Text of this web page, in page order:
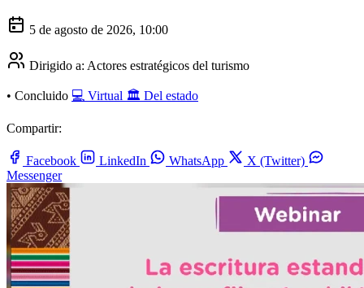
5 de agosto de 2026, 10:00
Dirigido a: Actores estratégicos del turismo
• Concluido 💻 Virtual 🏛️ Del estado
Compartir:
Facebook LinkedIn WhatsApp
X (Twitter)
Messenger